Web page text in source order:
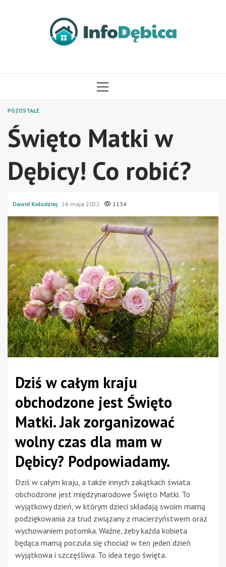
MENU
POZOSTAŁE
Święto Matki w
Dębicy! Co robić?
Dawid Kołodziej 26 maja 2022 1134
Dziś w całym kraju
obchodzone jest Święto
Matki. Jak zorganizować
wolny czas dla mam w
Dębicy? Podpowiadamy.
Dziś w całym kraju, a także innych zakątkach świata
obchodzone jest międzynarodowe Święto Matki. To
wyjątkowy dzień, w którym dzieci składają swoim mamą
podziękowania za trud związany z macierzyństwem oraz
wychowaniem potomka. Ważne, żeby każda kobieta
będąca mamą poczuła się chociaż w ten jeden dzień
wyjątkowa i szczęśliwa. To idea tego święta.